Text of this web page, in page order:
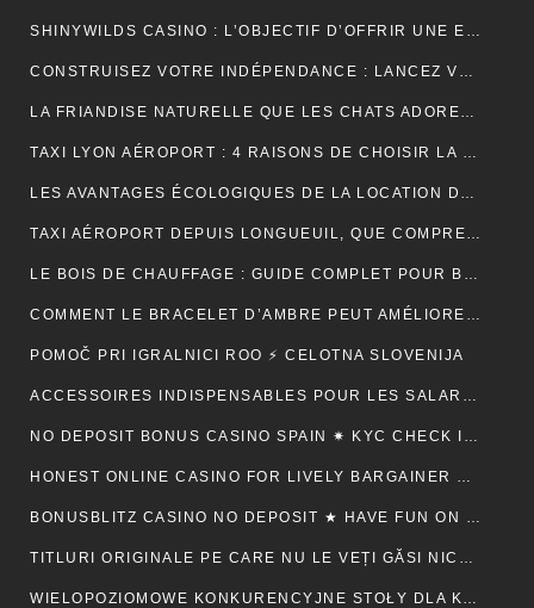
SHINYWILDS CASINO : L’OBJECTIF D’OFFRIR UNE EXPÉRIENCE DE JEU EXCEPTIONNELLE ET SÉCURISÉE
CONSTRUISEZ VOTRE INDÉPENDANCE : LANCEZ VOTRE ACTIVITÉ DE MARCHAND DE BIENS OU AGENT IMMOBILIER
LA FRIANDISE NATURELLE QUE LES CHATS ADORENT : AVANTAGES ET CONSEILS
TAXI LYON AÉROPORT : 4 RAISONS DE CHOISIR LA FIABILITÉ ET LE CONFORT POUR VOS TRAJETS
LES AVANTAGES ÉCOLOGIQUES DE LA LOCATION DE BENNE
TAXI AÉROPORT DEPUIS LONGUEUIL, QUE COMPREND RÉELLEMENT LE PRIX ANNONCÉ ?
LE BOIS DE CHAUFFAGE : GUIDE COMPLET POUR BIEN CHOISIR SON COMBUSTIBLE
COMMENT LE BRACELET D’AMBRE PEUT AMÉLIORER VOTRE QUOTIDIEN
POMOČ PRI IGRALNICI ROO ⚡ CELOTNA SLOVENIJA
ACCESSOIRES INDISPENSABLES POUR LES SALARIÉS EN DÉPLACEMENT PROFESSIONNEL
NO DEPOSIT BONUS CASINO SPAIN ✷ KYC CHECK IN CANADA 🍀
HONEST ONLINE CASINO FOR LIVELY BARGAINER BACK ⚡️ CA ♦️
BONUSBLITZ CASINO NO DEPOSIT ★ HAVE FUN ON MULTIPLE PLATFORMS AUTOMATICALLY CANADIAN FEDERATION 💸
TITLURI ORIGINALE PE CARE NU LE VEȚI GĂSI NICĂIERI ALTUNDEVA. ♬ CONSTANȚA 🔮
WIELOPOZIOMOWE KONKURENCYJNE STOŁY DLA KAŻDEGO POZIOMU UMIEJĘTNOŚCI · RZECZPOSPOLITA POLSKA 💵